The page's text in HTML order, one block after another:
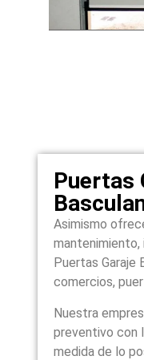
Puertas
Asimismo
mantenimiento,
Puertas Garaje
comercios,
Nuestra
preventivo con
medida de lo